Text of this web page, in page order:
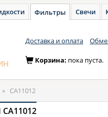
Фильтры Свечи
Доставка и оплата
Корзина: пока пуста.
» CA11012